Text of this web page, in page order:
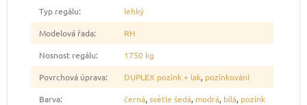
Typ regálu:
lehký
Modelová řada:
RH
Nosnost regálu:
1750 kg
Povrchová úprava: DUPLEX pozink + lak, pozinkování
Barva: černá, světle šedá, modrá, bílá, pozink